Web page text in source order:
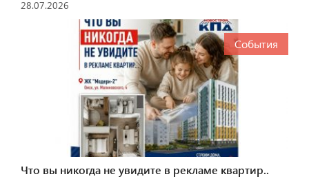
28.07.2026
События
Что вы никогда не увидите в рекламе квартир..